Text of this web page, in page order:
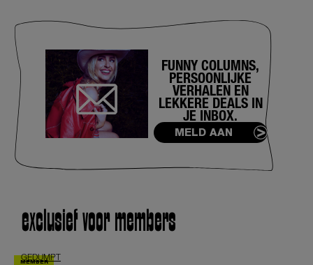
FUNNY COLUMNS,
PERSOONLIJKE
VERHALEN EN
LEKKERE DEALS IN
JE INBOX.
MELD AAN
exclusief voor members
GEDUMPT